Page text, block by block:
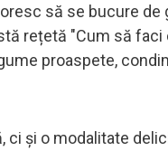
să se bucure de
rețetă "Cum să faci
proaspete,
și o modalitate